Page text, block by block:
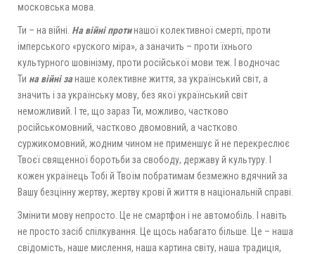
московська мова.
Ти – на війні. На війні протинашої колективної смерті, проти
імперського «руского міра», а заначить – проти їхнього
культурного шовінізму, проти російської мови теж. І водночас
Ти на війні занаше колективне життя, за український світ, а
значить і за українську мову, без якої український світ
неможливий. І те, що зараз Ти, можливо, частково
російськомовний, частково двомовний, а частково
суржикомовний, жодним чином не применшує й не перекреслює
Твоєї священної боротьби за свободу, державу й культуру. І
кожен українець Тобі й Твоїм побратимам безмежно вдячний за
Вашу безцінну жертву, жертву крові й життя в національній справі.
Змінити мову непросто. Це не смартфон і не автомобіль. І навіть
не просто засіб спілкування. Це щось набагато більше. Це – наша
свідомість, наше мислення, наша картина світу, наша традиція,